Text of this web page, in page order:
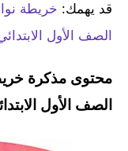
قد يهمك: خريطة
الصف الأول الابتدائي
محتوى مذكرة
الصف الأول